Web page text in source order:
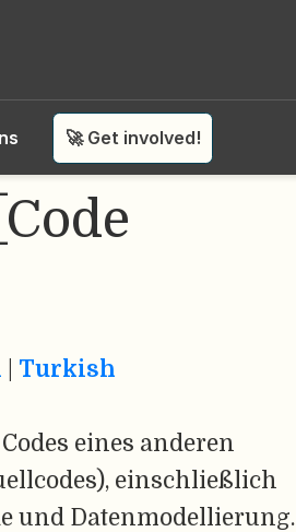
🚀 Get involved!
Turkish
eines anderen
einschließlich
und Datenmodellierung.